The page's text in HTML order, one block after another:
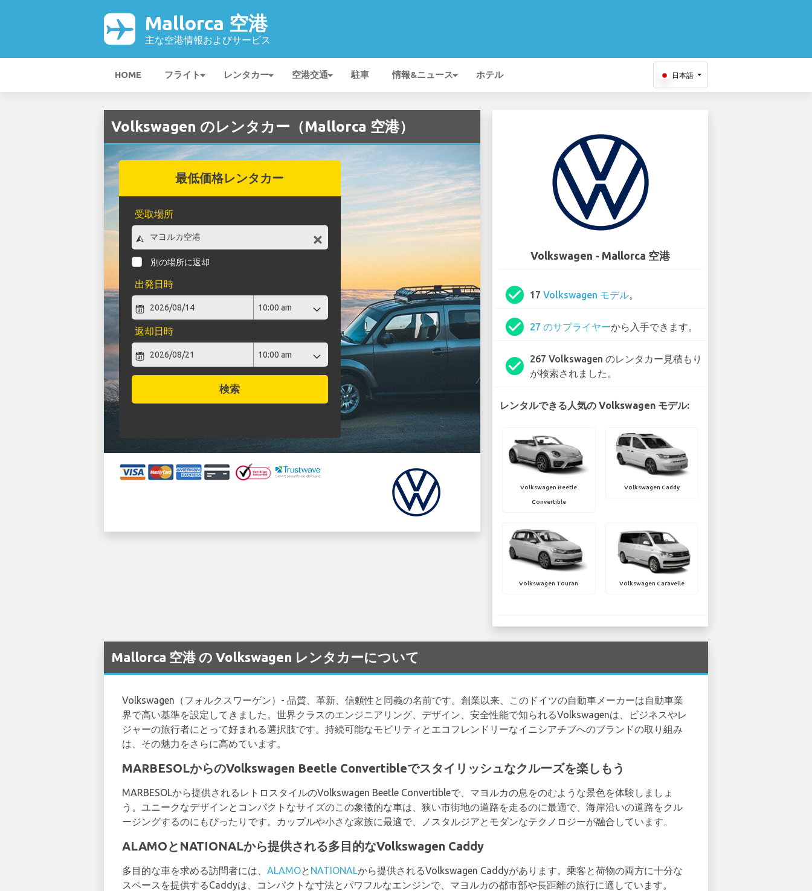
Mallorca 空港
主な空港情報およびサービス
HOME フライト レンタカー 空港交通 駐車 情報&ニュース ホテル 日本語
Volkswagen のレンタカー（Mallorca 空港）
最低価格レンタカー
受取場所
別の場所に返却
出発日時
返却日時
検索
Volkswagen - Mallorca 空港
check_circle 17Volkswagen モデル。
check_circle 27 のサプライヤーから入手できます。
check_circle
267 Volkswagen のレンタカー見積もり
が検索されました。
レンタルできる人気の Volkswagen モデル:
Volkswagen Beetle
Convertible
Volkswagen Caddy
Volkswagen Touran Volkswagen Caravelle
Mallorca 空港 の Volkswagen レンタカーについて
Volkswagen（フォルクスワーゲン）- 品質、革新、信頼性と同義の名前です。創業以来、このドイツの自動車メーカーは自動車業
界で高い基準を設定してきました。世界クラスのエンジニアリング、デザイン、安全性能で知られるVolkswagenは、ビジネスやレ
ジャーの旅行者にとって好まれる選択肢です。持続可能なモビリティとエコフレンドリーなイニシアチブへのブランドの取り組み
は、その魅力をさらに高めています。
MARBESOLからのVolkswagen Beetle Convertibleでスタイリッシュなクルーズを楽しもう
MARBESOLから提供されるレトロスタイルのVolkswagen Beetle Convertibleで、マヨルカの息をのむような景色を体験しましょ
う。ユニークなデザインとコンパクトなサイズのこの象徴的な車は、狭い市街地の道路を走るのに最適で、海岸沿いの道路をクル
ージングするのにもぴったりです。カップルや小さな家族に最適で、ノスタルジアとモダンなテクノロジーが融合しています。
ALAMOとNATIONALから提供される多目的なVolkswagen Caddy
多目的な車を求める訪問者には、 ALAMOと NATIONALから提供されるVolkswagen Caddyがあります。乗客と荷物の両方に十分な
スペースを提供するCaddyは、コンパクトな寸法とパワフルなエンジンで、マヨルカの都市部や長距離の旅行に適しています。